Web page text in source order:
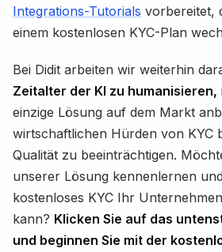
Integrations-Tutorials vorbereitet,
einem kostenlosen KYC-Plan
Bei Didit arbeiten wir weiterhin
Zeitalter der KI zu humanisieren,
einzige Lösung auf dem Markt
wirtschaftlichen Hürden von KYC
Qualität zu beeinträchtigen.
unserer Lösung kennenlernen
kostenloses KYC Ihr
kann? Klicken Sie auf das
und beginnen Sie mit der